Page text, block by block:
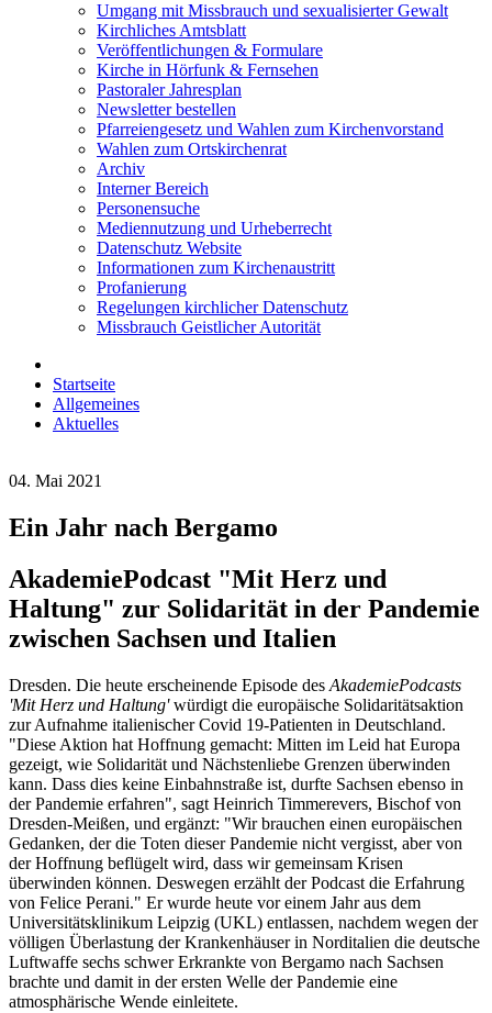
Umgang mit Missbrauch und sexualisierter Gewalt
Kirchliches Amtsblatt
Veröffentlichungen & Formulare
Kirche in Hörfunk & Fernsehen
Pastoraler Jahresplan
Newsletter bestellen
Pfarreiengesetz und Wahlen zum Kirchenvorstand
Wahlen zum Ortskirchenrat
Archiv
Interner Bereich
Personensuche
Mediennutzung und Urheberrecht
Datenschutz Website
Informationen zum Kirchenaustritt
Profanierung
Regelungen kirchlicher Datenschutz
Missbrauch Geistlicher Autorität
Startseite
Allgemeines
Aktuelles
04. Mai 2021
Ein Jahr nach Bergamo
AkademiePodcast "Mit Herz und
Haltung" zur Solidarität in der Pandemie
zwischen Sachsen und Italien
Dresden. Die heute erscheinende Episode des AkademiePodcasts
'Mit Herz und Haltung'würdigt die europäische Solidaritätsaktion
zur Aufnahme italienischer Covid 19-Patienten in Deutschland.
"Diese Aktion hat Hoffnung gemacht: Mitten im Leid hat Europa
gezeigt, wie Solidarität und Nächstenliebe Grenzen überwinden
kann. Dass dies keine Einbahnstraße ist, durfte Sachsen ebenso in
der Pandemie erfahren", sagt Heinrich Timmerevers, Bischof von
Dresden-Meißen, und ergänzt: "Wir brauchen einen europäischen
Gedanken, der die Toten dieser Pandemie nicht vergisst, aber von
der Hoffnung beflügelt wird, dass wir gemeinsam Krisen
überwinden können. Deswegen erzählt der Podcast die Erfahrung
von Felice Perani." Er wurde heute vor einem Jahr aus dem
Universitätsklinikum Leipzig (UKL) entlassen, nachdem wegen der
völligen Überlastung der Krankenhäuser in Norditalien die deutsche
Luftwaffe sechs schwer Erkrankte von Bergamo nach Sachsen
brachte und damit in der ersten Welle der Pandemie eine
atmosphärische Wende einleitete.